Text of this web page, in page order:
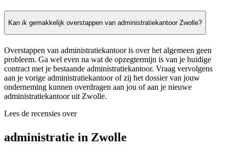
Kan ik gemakkelijk overstappen van administratiekantoor Zwolle?
Overstappen van administratiekantoor is over het algemeen geen
probleem. Ga wel even na wat de opzegtermijn is van je huidige
contract met je bestaande administratiekantoor. Vraag vervolgens
aan je vorige administratiekantoor of zij het dossier van jouw
onderneming kunnen overdragen aan jou of aan je nieuwe
administratiekantoor uit Zwolle.
Lees de recensies over
administratie in Zwolle